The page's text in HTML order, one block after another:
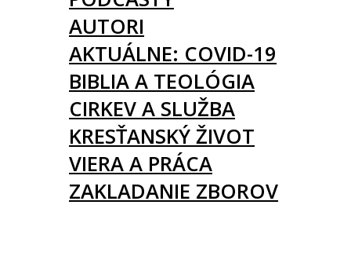
AUTORI
AKTUÁLNE: COVID-19
BIBLIA A TEOLÓGIA
CIRKEV A SLUŽBA
KRESŤANSKÝ ŽIVOT
VIERA A PRÁCA
ZAKLADANIE ZBOROV